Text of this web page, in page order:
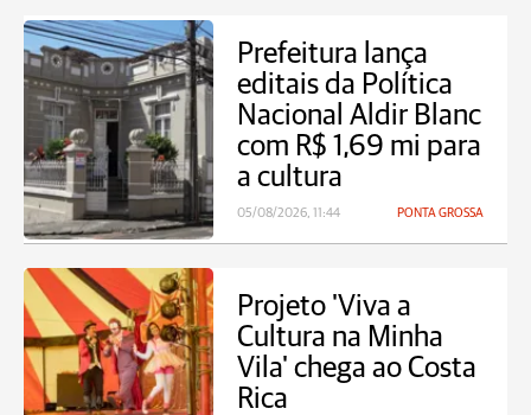
Prefeitura lança
editais da Política
Nacional Aldir Blanc
com R$ 1,69 mi para
a cultura
05/08/2026, 11:44 PONTA GROSSA
Projeto 'Viva a
Cultura na Minha
Vila' chega ao Costa
Rica